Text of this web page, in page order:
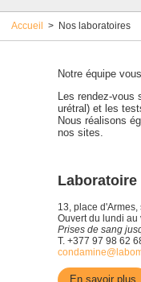
Accueil > Nos laboratoires
Notre équipe
Les rendez-vous
urétral) et les
Nous réalisons
nos sites.
Laboratoire
13, place
Ouvert du lundi au
Prises de sang
T. +377 97 98 62
En savoir plus